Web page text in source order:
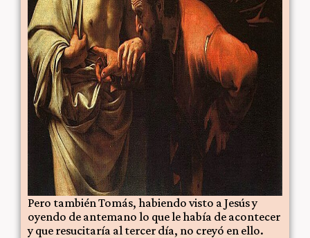
Pero también Tomás, habiendo visto a Jesús y
oyendo de antemano lo que le había de acontecer
y que resucitaría al tercer día, no creyó en ello.